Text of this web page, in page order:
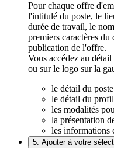
Pour chaque offre
l'intitulé du poste, le
durée de travail, le
premiers caractères
publication de l'offre.
Vous accédez au
ou sur le logo sur la
le détail du
le détail du
les modalités
la présentation
les informations
5. Ajouter à votre